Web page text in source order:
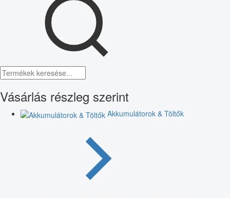
Vásárlás részleg szerint
Akkumulátorok & Töltők